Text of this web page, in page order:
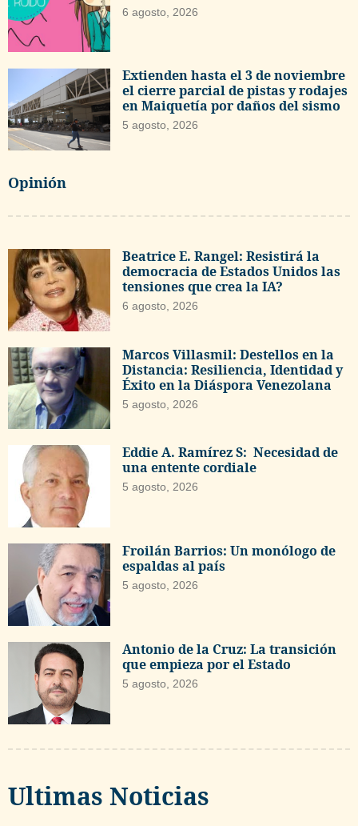
6 agosto, 2026
Extienden hasta el 3 de noviembre
el cierre parcial de pistas y rodajes
en Maiquetía por daños del sismo
5 agosto, 2026
Opinión
Beatrice E. Rangel: Resistirá la
democracia de Estados Unidos las
tensiones que crea la IA?
6 agosto, 2026
Marcos Villasmil: Destellos en la
Distancia: Resiliencia, Identidad y
Éxito en la Diáspora Venezolana
5 agosto, 2026
Eddie A. Ramírez S: Necesidad de
una entente cordiale
5 agosto, 2026
Froilán Barrios: Un monólogo de
espaldas al país
5 agosto, 2026
Antonio de la Cruz: La transición
que empieza por el Estado
5 agosto, 2026
Ultimas Noticias